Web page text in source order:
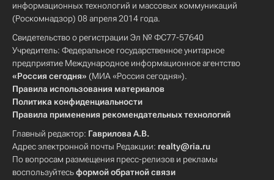
информационных технологий и массовых коммуникаций
(Роскомнадзор) 08 апреля 2014 года.
Свидетельство о регистрации Эл № ФС77-57640
Учредитель: Федеральное государственное унитарное
предприятие Международное информационное агентство
«Россия сегодня» (МИА «Россия сегодня»).
Правила использования материалов
Политика конфиденциальности
Правила применения рекомендательных технологий
Главный редактор: Гаврилова А.В.
Адрес электронной почты Редакции: realty@ria.ru
По вопросам размещения пресс-релизов и рекламы
воспользуйтесьформой обратной связи